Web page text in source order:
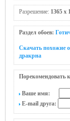
Разрешение: 1365 x
Раздел обоев:
Скачать похожие
дракрна
Порекомендовать
Ваше имя:
E-mail друга: